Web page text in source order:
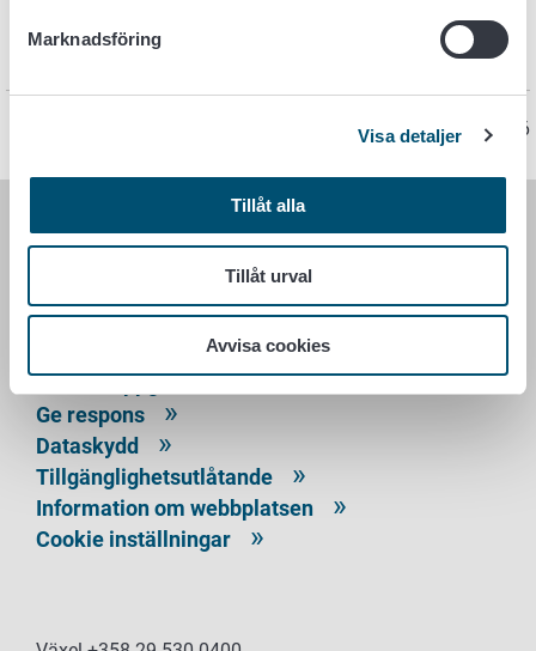
Marknadsföring
Visa detaljer
Tillåt alla
Tillåt urval
Avvisa cookies
Sidan har senast uppdaterats 10.6.2026
LIVSMEDELSVERKET
PB 100
Kontaktuppgifter
Ge respons
Dataskydd
Tillgänglighetsutlåtande
Information om webbplatsen
Cookie inställningar